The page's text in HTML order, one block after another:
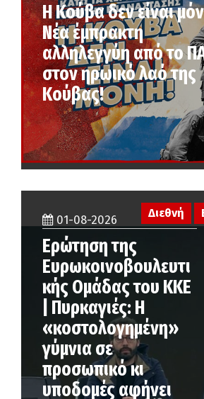
Η Κούβα δεν είναι
Νέα έμπρακτη
αλληλεγγύη από το
στον ηρωικό λαό της
Κούβας!
01-08-2026
Ερώτηση της
Ευρωκοινοβουλευτι
κής Ομάδας του ΚΚΕ
| Πυρκαγιές: Η
«κοστολογημένη»
γύμνια σε
προσωπικό κι
υποδομές αφήνει
Διεθνή